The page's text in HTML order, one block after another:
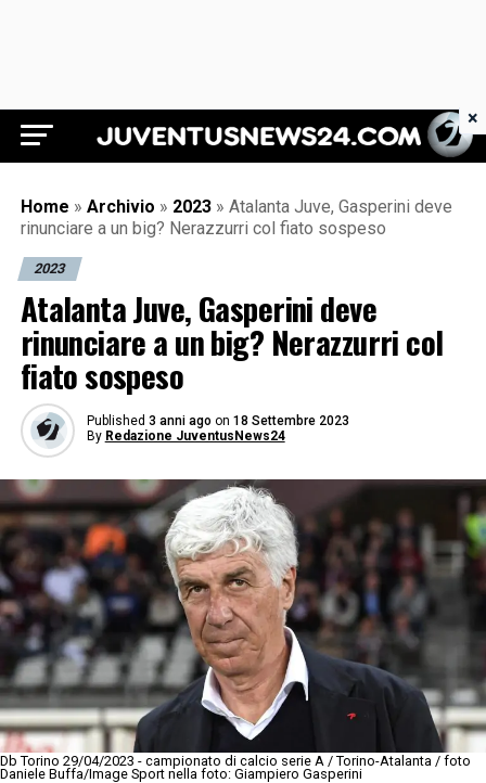
Juventus News 24
Home » Archivio » 2023 » Atalanta Juve, Gasperini deve
rinunciare a un big? Nerazzurri col fiato sospeso
2023
Atalanta Juve, Gasperini deve
rinunciare a un big? Nerazzurri col
fiato sospeso
Published 3 anni ago on 18 Settembre 2023
By Redazione JuventusNews24
Db Torino 29/04/2023 - campionato di calcio serie A / Torino-Atalanta / foto
Daniele Buffa/Image Sport nella foto: Giampiero Gasperini
×